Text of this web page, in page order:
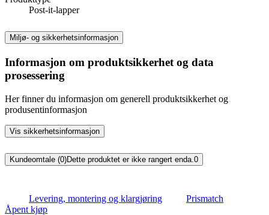
Post-it-lapper
Miljø- og sikkerhetsinformasjon
Informasjon om produktsikkerhet og data
prosessering
Her finner du informasjon om generell produktsikkerhet og
produsentinformasjon
Vis sikkerhetsinformasjon
Kundeomtale (0)Dette produktet er ikke rangert enda. 0
Levering, montering og klargjøring
Prismatch
Åpent kjøp